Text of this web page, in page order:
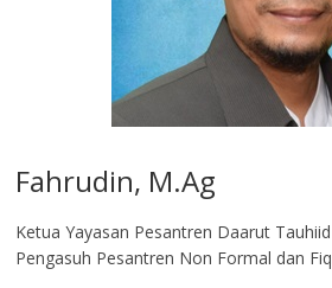
Fahrudin, M.Ag​
Ketua Yayasan Pesantren Daarut Tauhiid
Pengasuh Pesantren Non Formal dan